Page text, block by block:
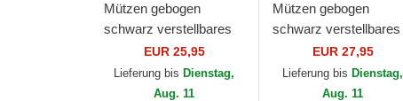
Mützen gebogen
schwarz verstellbares
band 9FORTY Pop
Outline der Los Angeles
Dodgers MLB von New
EUR 25,95
Lieferung bis Dienstag,
Aug. 11
Mützen gebogen
schwarz verstellbares
band 9FORTY
Microfibre der Los
Angeles Lakers NBA
EUR 27,95
Lieferung bis Dienstag,
Aug. 11